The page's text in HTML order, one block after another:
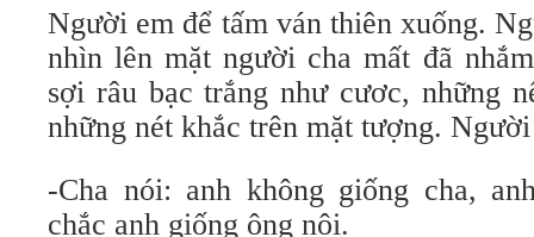
Người em để tấm ván thiên xuống.
nhìn lên mặt người cha mất đã
sợi râu bạc trắng như cươc, những
những nét khắc trên mặt tượng.
-Cha nói: anh không giống cha,
chắc anh giống ông nội.